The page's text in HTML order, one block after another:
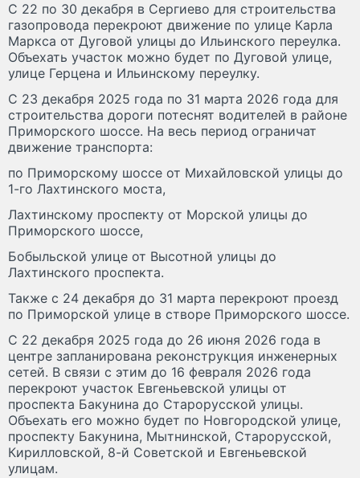
С 22 по 30 декабря в Сергиево для строительства
газопровода перекроют движение по улице Карла
Маркса от Дуговой улицы до Ильинского переулка.
Объехать участок можно будет по Дуговой улице,
улице Герцена и Ильинскому переулку.
С 23 декабря 2025 года по 31 марта 2026 года для
строительства дороги потеснят водителей в районе
Приморского шоссе. На весь период ограничат
движение транспорта:
по Приморскому шоссе от Михайловской улицы до
1-го Лахтинского моста,
Лахтинскому проспекту от Морской улицы до
Приморского шоссе,
Бобыльской улице от Высотной улицы до
Лахтинского проспекта.
Также с 24 декабря до 31 марта перекроют проезд
по Приморской улице в створе Приморского шоссе.
С 22 декабря 2025 года до 26 июня 2026 года в
центре запланирована реконструкция инженерных
сетей. В связи с этим до 16 февраля 2026 года
перекроют участок Евгеньевской улицы от
проспекта Бакунина до Старорусской улицы.
Объехать его можно будет по Новгородской улице,
проспекту Бакунина, Мытнинской, Старорусской,
Кирилловской, 8-й Советской и Евгеньевской
улицам.